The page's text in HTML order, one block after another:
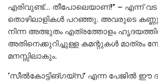
എരിവുണ്ട്… തീപോലെയാണ്!” – എന്ന് വട
തൊഴിലാളികൾ പറഞ്ഞു. അവരുടെ
നിന്ന അത്ഭുതം എത്രത്തോളം
അതിനെക്കുറിച്ചുള്ള കമന്റുകൾ മാത്രം
മനസ്സിലാകും.
‘സീൽകോട്ടിങ്ഗയ്സ്’ എന്ന പേജിൽ